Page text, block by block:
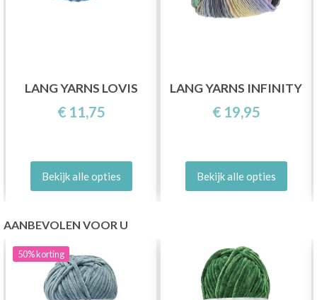
LANG YARNS LOVIS
€ 11,75
Bekijk alle opties
LANG YARNS INFINITY
€ 19,95
Bekijk alle opties
AANBEVOLEN VOOR U
50%korting